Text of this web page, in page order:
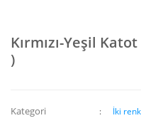
Kırmızı-Yeşil
)
Kategori İki